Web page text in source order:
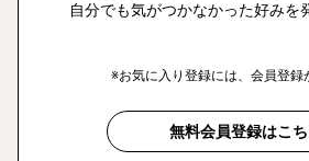
自分でも気がつかなかった好みを
※お気に入り登録には、会員登録
無料会員登録はこ